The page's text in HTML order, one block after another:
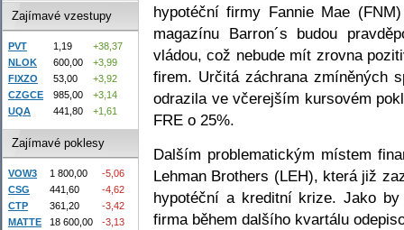
hypotéční firmy Fannie Mae
magazínu Barron´s budou
vládou, což nebude mít zrovna
firem. Určitá záchrana zmíněných
odrazila ve včerejším kursovém
FRE o 25%.
Dalším problematickým místem
Lehman Brothers (LEH), která již
hypotéční a kreditní krize. Jako
firma během dalšího kvartálu
Zajímavé vzestupy
PVT 1,19
+38,37
NLOK
600,00
+3,99
FIXZO
53,00
+3,92
CZGCE
985,00
+3,14
UQA
441,80 +1,61
Zajímavé poklesy
VOW3 1 800,00
-5,06
CSG
441,60
-4,62
CTP
361,20
-3,42
MATTE
18 600,00
-3,13